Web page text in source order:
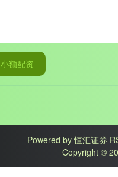
小额配资
Powered by恒汇证券
Copyright ©